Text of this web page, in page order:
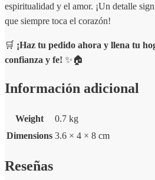
espiritualidad y el amor. ¡Un detalle
que siempre toca el corazón!
🛒 ¡Haz tu pedido ahora y llena tu
confianza y fe! ✨🏠
Información adicional
Weight
0.7 kg
Dimensions 3.6 × 4 × 8 cm
Reseñas